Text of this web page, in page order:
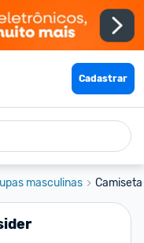
Cadastrar
masculinas